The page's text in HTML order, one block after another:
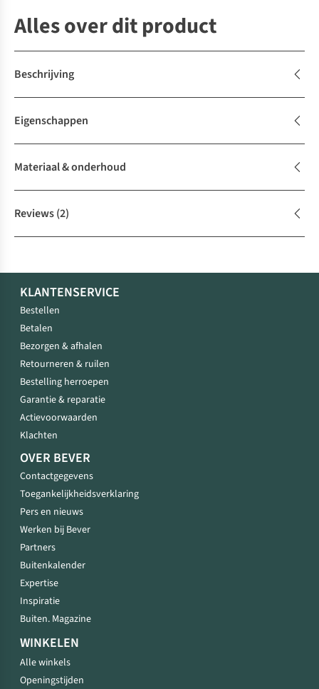
Alles over dit product
Beschrijving
Eigenschappen
Materiaal & onderhoud
Reviews(2)
KLANTENSERVICE
Bestellen
Betalen
Bezorgen & afhalen
Retourneren & ruilen
Bestelling herroepen
Garantie & reparatie
Actievoorwaarden
Klachten
OVER BEVER
Contactgegevens
Toegankelijkheidsverklaring
Pers en nieuws
Werken bij Bever
Partners
Buitenkalender
Expertise
Inspiratie
Buiten. Magazine
WINKELEN
Alle winkels
Openingstijden